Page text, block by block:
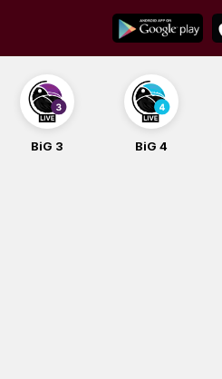
content
BiG 3 BiG 4